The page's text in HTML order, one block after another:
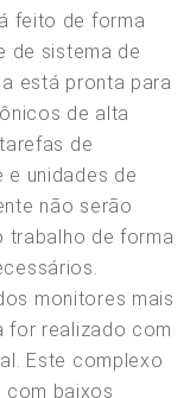
feito de forma
de sistema de
está pronta para
de alta
de
unidades de
não serão
trabalho de forma
monitores mais
for realizado com
Este complexo
com baixos